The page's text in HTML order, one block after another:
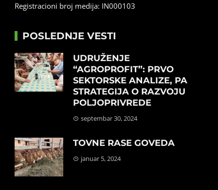
Registracioni broj medija: IN000103
POSLEDNJE VESTI
UDRUŽENJE
“AGROPROFIT”: PRVO
SEKTORSKE ANALIZE, PA
STRATEGIJA O RAZVOJU
POLJOPRIVREDE
septembar 30, 2024
TOVNE RASE GOVEDA
januar 5, 2024